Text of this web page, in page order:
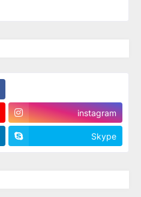
instagram
Skype